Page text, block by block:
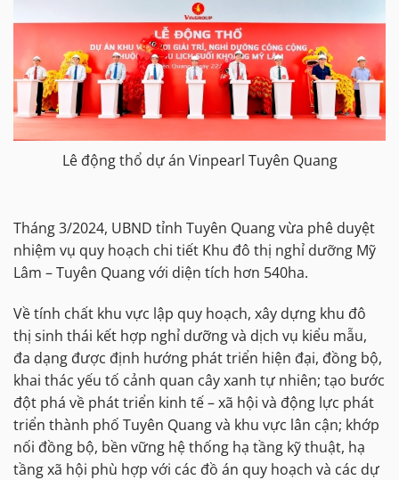
Lê động thổ dự án Vinpearl Tuyên Quang
Tháng 3/2024, UBND tỉnh Tuyên Quang vừa phê duyệt
nhiệm vụ quy hoạch chi tiết Khu đô thị nghỉ dưỡng Mỹ
Lâm – Tuyên Quang với diện tích hơn 540ha.
Về tính chất khu vực lập quy hoạch, xây dựng khu đô
thị sinh thái kết hợp nghỉ dưỡng và dịch vụ kiểu mẫu,
đa dạng được định hướng phát triển hiện đại, đồng bộ,
khai thác yếu tố cảnh quan cây xanh tự nhiên; tạo bước
đột phá về phát triển kinh tế – xã hội và động lực phát
triển thành phố Tuyên Quang và khu vực lân cận; khớp
nối đồng bộ, bền vững hệ thống hạ tầng kỹ thuật, hạ
tầng xã hội phù hợp với các đồ án quy hoạch và các dự